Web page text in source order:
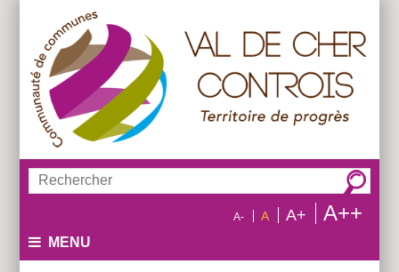
menu
contenu
recherche
Rechercher :
A- A A+ A++
MENU